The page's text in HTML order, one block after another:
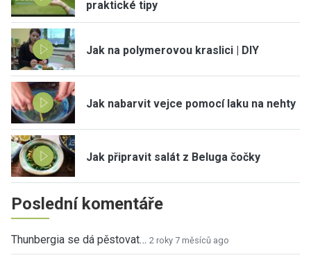
praktické tipy
Jak na polymerovou kraslici | DIY
Jak nabarvit vejce pomocí laku na nehty
Jak připravit salát z Beluga čočky
Poslední komentáře
Thunbergia se dá pěstovat… 2 roky 7 měsíců ago